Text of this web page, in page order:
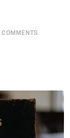
COMMENTS